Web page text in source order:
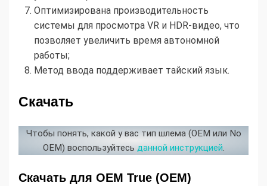
Оптимизирована производительность
системы для просмотра VR и HDR-видео, что
позволяет увеличить время автономной
работы;
Метод ввода поддерживает тайский язык.
Скачать
Чтобы понять, какой у вас тип шлема (OEM или No
OEM) воспользуйтесь данной инструкцией.
Скачать для OEM True (OEM)